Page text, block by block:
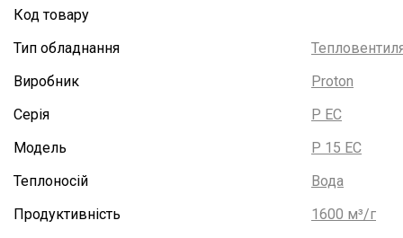
Код товару
Тип обладнання
Виробник
Proton
Серія
P EC
Модель
P 15 EC
Теплоносій
Вода
Продуктивність
1600 м³/г